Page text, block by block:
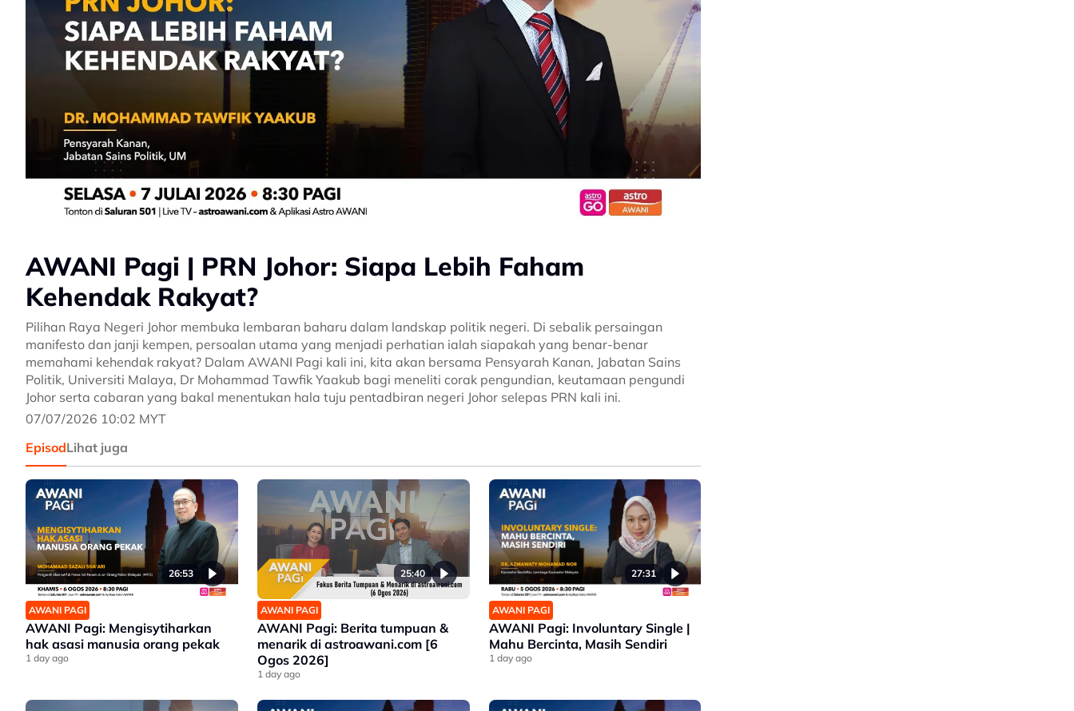
AWANI Pagi | PRN Johor: Siapa Lebih Faham
Kehendak Rakyat?
Pilihan Raya Negeri Johor membuka lembaran baharu dalam landskap politik negeri. Di sebalik persaingan
manifesto dan janji kempen, persoalan utama yang menjadi perhatian ialah siapakah yang benar-benar
memahami kehendak rakyat? Dalam AWANI Pagi kali ini, kita akan bersama Pensyarah Kanan, Jabatan Sains
Politik, Universiti Malaya, Dr Mohammad Tawfik Yaakub bagi meneliti corak pengundian, keutamaan pengundi
Johor serta cabaran yang bakal menentukan hala tuju pentadbiran negeri Johor selepas PRN kali ini.
07/07/2026 10:02 MYT
EpisodLihat juga
26:53
AWANI PAGI
AWANI Pagi: Mengisytiharkan
hak asasi manusia orang pekak
1 day ago
25:40
AWANI PAGI
AWANI Pagi: Berita tumpuan &
menarik di astroawani.com [6
Ogos 2026]
1 day ago
27:31
AWANI PAGI
AWANI Pagi: Involuntary Single |
Mahu Bercinta, Masih Sendiri
1 day ago